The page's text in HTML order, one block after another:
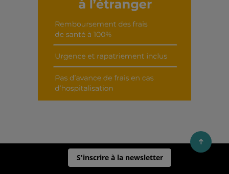
S'inscrire à la newsletter